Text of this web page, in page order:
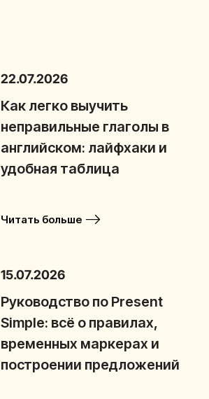
22.07.2026
Как легко выучить
неправильные глаголы в
английском: лайфхаки и
удобная таблица
Читать больше
15.07.2026
Руководство по Present
Simple: всё о правилах,
временных маркерах и
построении предложений